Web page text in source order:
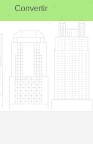
Convertir